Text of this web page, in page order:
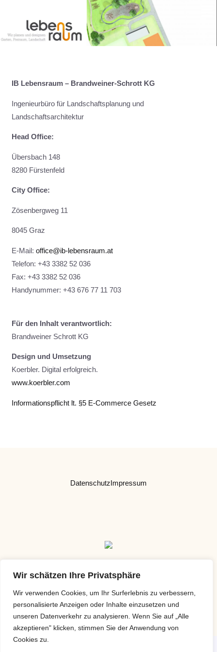
Wir schätzen Ihre Privatsphäre
Wir verwenden Cookies, um Ihr Surferlebnis zu verbessern,
personalisierte Anzeigen oder Inhalte einzusetzen und
unseren Datenverkehr zu analysieren. Wenn Sie auf „Alle
akzeptieren" klicken, stimmen Sie der Anwendung von
Cookies zu.
springen
IB Lebensraum – Brandweiner-Schrott KG
Ingenieurbüro für Landschaftsplanung und
Landschaftsarchitektur
Head Office:
Übersbach 148
8280 Fürstenfeld
City Office:
Zösenbergweg 11
8045 Graz
E-Mail: office@ib-lebensraum.at
Telefon: +43 3382 52 036
Fax: +43 3382 52 036
Handynummer: +43 676 77 11 703
Für den Inhalt verantwortlich:
Brandweiner Schrott KG
Design und Umsetzung
Koerbler. Digital erfolgreich.
www.koerbler.com
Informationspflicht lt. §5 E-Commerce Gesetz
Datenschutz Impressum
Copyright © 2026 Brandweiner-Schrott KG | Powered by IB Lebensraum -
Brandweiner-Schrott KG